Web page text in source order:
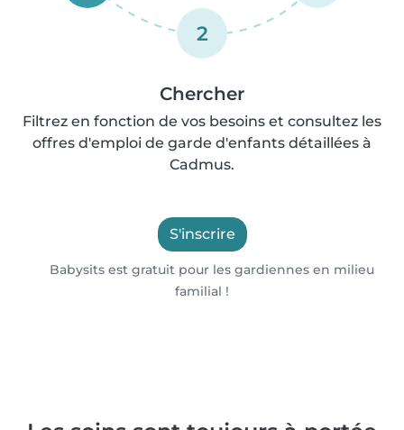
2
Chercher
Filtrez en fonction de vos besoins et consultez les
offres d'emploi de garde d'enfants détaillées à
Cadmus.
S'inscrire
Babysits est gratuit pour les gardiennes en milieu
familial !